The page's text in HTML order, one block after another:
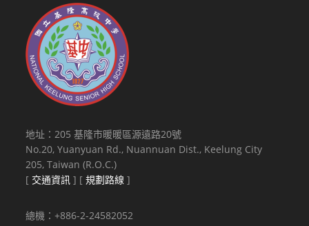
地址：205 基隆市暖暖區源遠路20號
No.20, Yuanyuan Rd., Nuannuan Dist., Keelung City
205, Taiwan (R.O.C.)
[ 交通資訊 ] [規劃路線 ]
總機：+886-2-24582052